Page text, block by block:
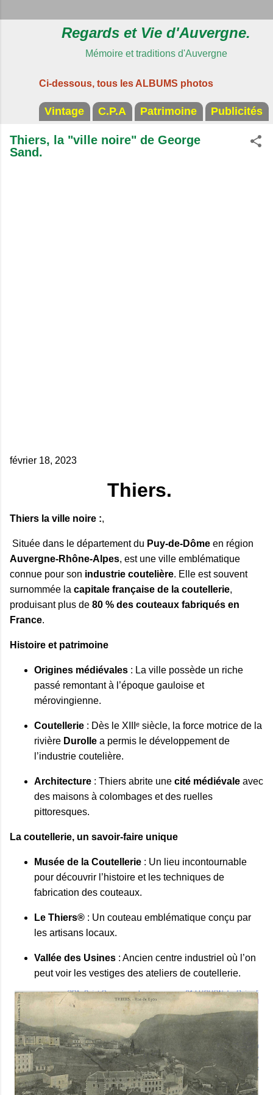
Regards et Vie d'Auvergne.
Mémoire et traditions d'Auvergne
Ci-dessous, tous les ALBUMS photos
Vintage C.P.A Patrimoine Publicités
Thiers, la "ville noire" de George
Sand.
février 18, 2023
Thiers.
Thiers la ville noire :,
Située dans le département du Puy-de-Dôme en région
Auvergne-Rhône-Alpes, est une ville emblématique
connue pour son industrie coutelière. Elle est souvent
surnommée la capitale française de la coutellerie,
produisant plus de 80 % des couteaux fabriqués en
France.
Histoire et patrimoine
Origines médiévales : La ville possède un riche
passé remontant à l’époque gauloise et
mérovingienne.
Coutellerie : Dès le XIIIᵉ siècle, la force motrice de la
rivière Durolle a permis le développement de
l’industrie coutelière.
Architecture : Thiers abrite une cité médiévale avec
des maisons à colombages et des ruelles
pittoresques.
La coutellerie, un savoir-faire unique
Musée de la Coutellerie : Un lieu incontournable
pour découvrir l’histoire et les techniques de
fabrication des couteaux.
Le Thiers® : Un couteau emblématique conçu par
les artisans locaux.
Vallée des Usines : Ancien centre industriel où l’on
peut voir les vestiges des ateliers de coutellerie.